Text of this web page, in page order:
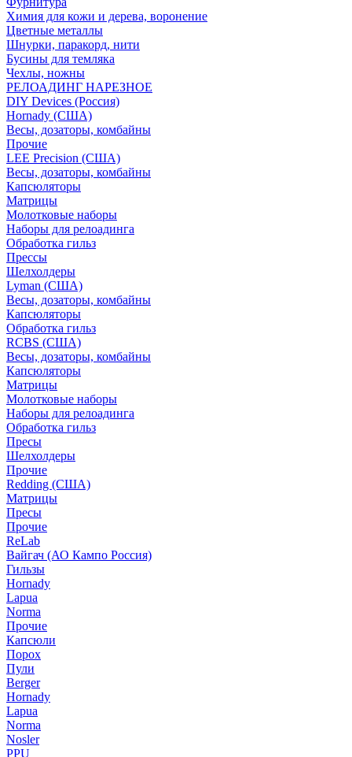
Химия для кожи и дерева, воронение
Цветные металлы
Шнурки, паракорд, нити
Бусины для темляка
Чехлы, ножны
РЕЛОАДИНГ НАРЕЗНОЕ
DIY Devices (Россия)
Hornady (США)
Весы, дозаторы, комбайны
Прочие
LEE Precision (США)
Весы, дозаторы, комбайны
Капсюляторы
Матрицы
Молотковые наборы
Наборы для релоадинга
Обработка гильз
Преcсы
Шелхолдеры
Lyman (США)
Весы, дозаторы, комбайны
Капсюляторы
Обработка гильз
RCBS (США)
Весы, дозаторы, комбайны
Капсюляторы
Матрицы
Молотковые наборы
Наборы для релоадинга
Обработка гильз
Пресы
Шелхолдеры
Прочие
Redding (США)
Матрицы
Пресы
Прочие
ReLab
Вайгач (АО Кампо Россия)
Гильзы
Hornady
Lapua
Norma
Прочие
Капсюли
Порох
Пули
Berger
Hornady
Lapua
Norma
Nosler
PPU